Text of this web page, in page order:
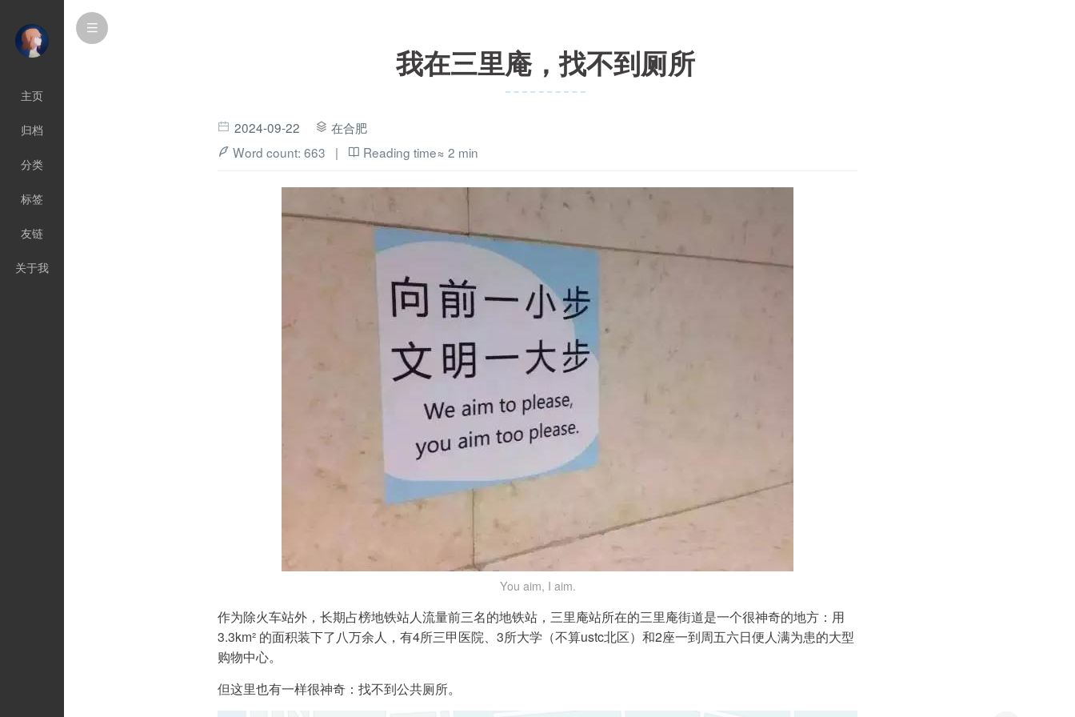
我在三里庵，找不到厕所
2024-09-22
在合肥
Word count: 663 | Reading time≈ 2 min
You aim, I aim.
作为除火车站外，长期占榜地铁站人流量前三名的地铁站，三里庵站所在的三里庵街道是一个很神奇的地方：用
3.3km² 的面积装下了八万余人，有4所三甲医院、3所大学（不算ustc北区）和2座一到周五六日便人满为患的大型
购物中心。
但这里也有一样很神奇：找不到公共厕所。
主页
归档
分类
标签
友链
关于我